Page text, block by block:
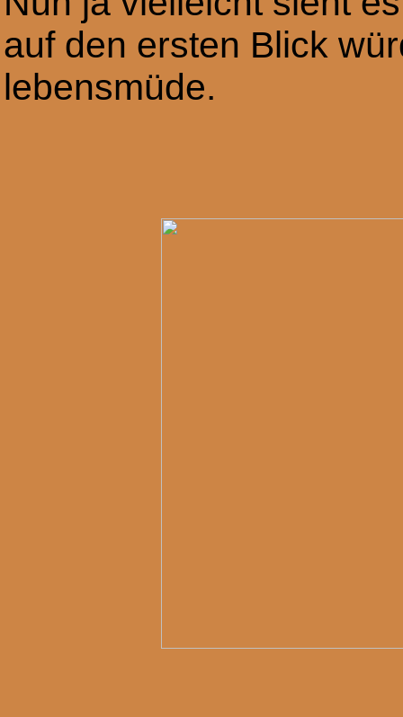
auf den ersten Blick
lebensmüde.